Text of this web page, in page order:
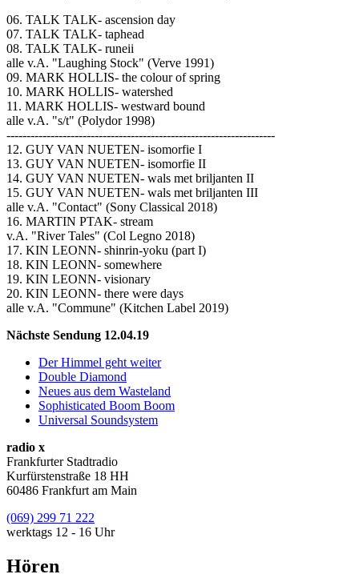
06. TALK TALK- ascension day
07. TALK TALK- taphead
08. TALK TALK- runeii
alle v.A. "Laughing Stock" (Verve 1991)
09. MARK HOLLIS- the colour of spring
10. MARK HOLLIS- watershed
11. MARK HOLLIS- westward bound
alle v.A. "s/t" (Polydor 1998)
-------------------------------------------------------------------
12. GUY VAN NUETEN- isomorfie I
13. GUY VAN NUETEN- isomorfie II
14. GUY VAN NUETEN- wals met briljanten II
15. GUY VAN NUETEN- wals met briljanten III
alle v.A. "Contact" (Sony Classical 2018)
16. MARTIN PTAK- stream
v.A. "River Tales" (Col Legno 2018)
17. KIN LEONN- shinrin-yoku (part I)
18. KIN LEONN- somewhere
19. KIN LEONN- visionary
20. KIN LEONN- there were days
alle v.A. "Commune" (Kitchen Label 2019)
Nächste Sendung 12.04.19
Der Himmel geht weiter
Double Diamond
Neues aus dem Wasteland
Sophisticated Boom Boom
Universal Soundsystem
radio x
Frankfurter Stadtradio
Kurfürstenstraße 18 HH
60486 Frankfurt am Main
(069) 299 71 222
werktags 12 - 16 Uhr
Hören